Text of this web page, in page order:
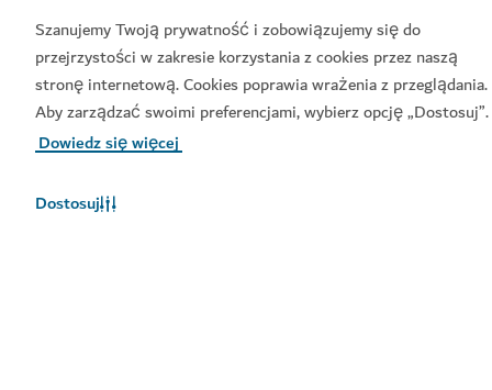
Szanujemy Twoją prywatność i zobowiązujemy się do
przejrzystości w zakresie korzystania z cookies przez naszą
stronę internetową. Cookies poprawia wrażenia z przeglądania.
Aby zarządzać swoimi preferencjami, wybierz opcję „Dostosuj”.
Dowiedz się więcej
Dostosuj
98OPINIE